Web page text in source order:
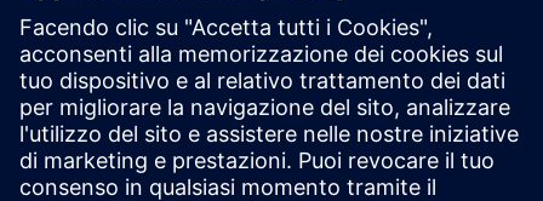
Esplora le risorse e i
prodotti correlati
Prerequisiti